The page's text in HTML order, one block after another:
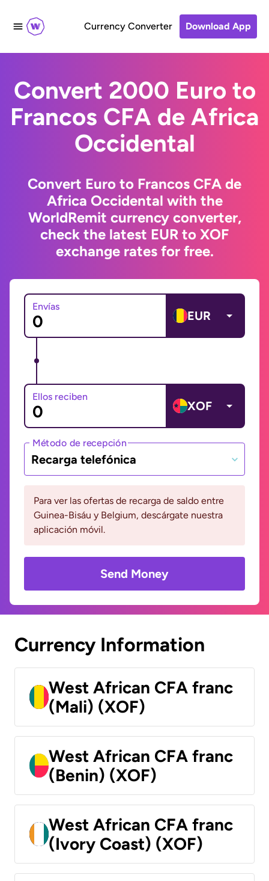
Currency Converter Download App
Convert 2000 Euro to
Francos CFA de Africa
Occidental
Convert Euro to Francos CFA de
Africa Occidental with the
WorldRemit currency converter,
check the latest EUR to XOF
exchange rates for free.
Envías
EUR
Ellos reciben
XOF
Método de recepción
Recarga telefónica
Para ver las ofertas de recarga de saldo entre
Guinea-Bisáu y Belgium, descárgate nuestra
aplicación móvil.
Send Money
Currency Information
West African CFA franc
(Mali) (XOF)
West African CFA franc
(Benin) (XOF)
West African CFA franc
(Ivory Coast) (XOF)